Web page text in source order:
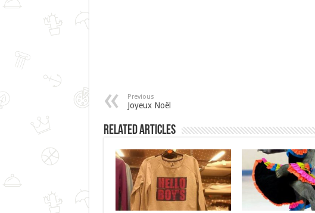
Previous
Joyeux Noël
Related Articles